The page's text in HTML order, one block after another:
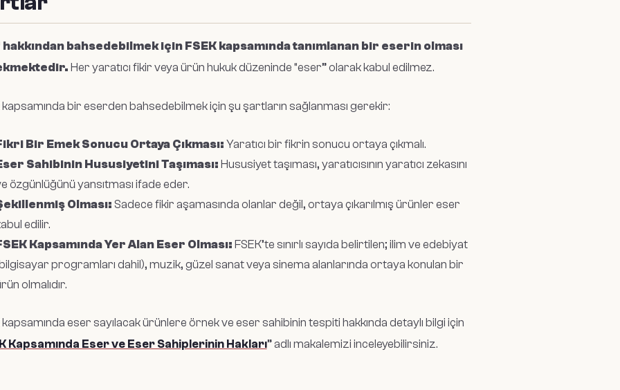
bahsedebilmek için FSEK kapsamında tanımlanan bir eserin olması
Her yaratıcı fikir veya ürün hukuk düzeninde “eser” olarak kabul edilmez.
kapsamında bir eserden bahsedebilmek için şu şartların sağlanması gerekir:
Bir Emek Sonucu Ortaya Çıkması: Yaratıcı bir fikrin sonucu ortaya çıkmalı.
Sahibinin Hususiyetini Taşıması: Hususiyet taşıması, yaratıcısının yaratıcı zekasını
özgünlüğünü yansıtması ifade eder.
Olması: Sadece fikir aşamasında olanlar değil, ortaya çıkarılmış ürünler eser
edilir.
Kapsamında Yer Alan Eser Olması: FSEK’te sınırlı sayıda belirtilen; ilim ve edebiyat
programları dahil), muzik, güzel sanat veya sinema alanlarında ortaya konulan bir
olmalıdır.
kapsamında eser sayılacak ürünlere örnek ve eser sahibinin tespiti hakkında detaylı bilgi için
Kapsamında Eser ve Eser Sahiplerinin Hakları” adlı makalemizi inceleyebilirsiniz.